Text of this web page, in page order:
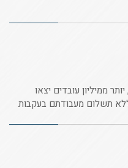
לפי נתונים שפורסמו במאמר ב- ynet , יותר ממיליון עובדים יצאו
תשלום מעבודתם בעקבות